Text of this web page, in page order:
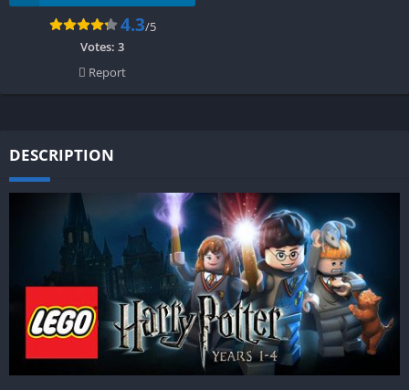
4.3/5
Votes: 3
Report
DESCRIPTION